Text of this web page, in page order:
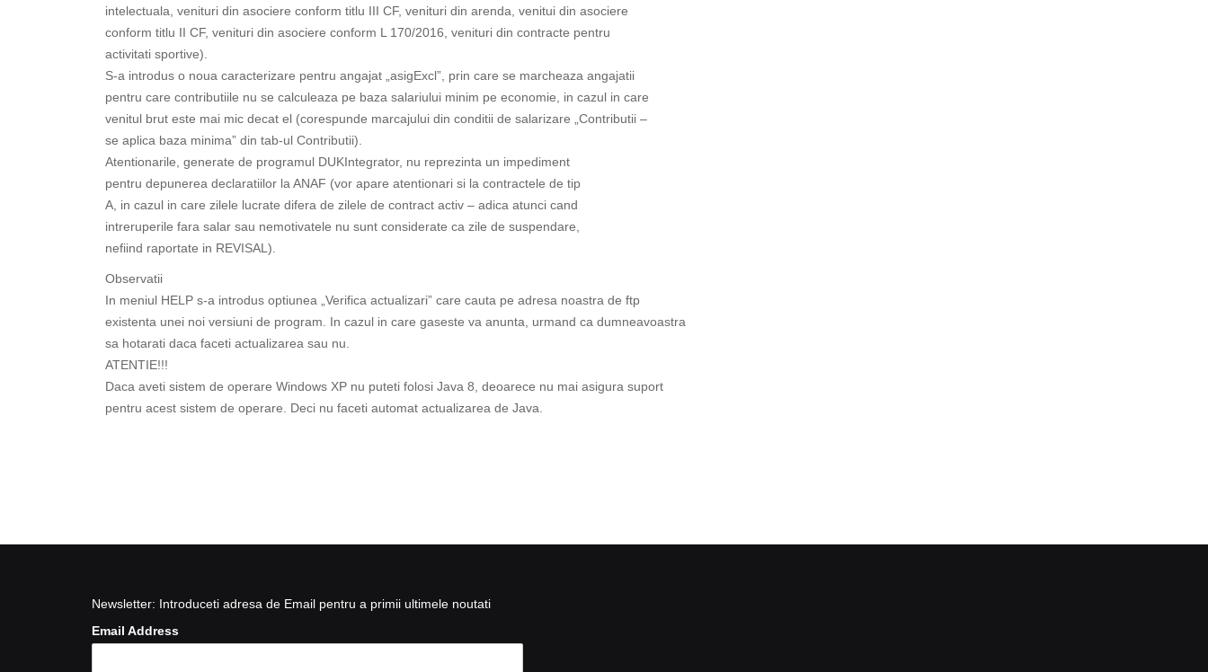
intelectuala, venituri din asociere conform titlu III CF, venituri din arenda, venitui din asociere
conform titlu II CF, venituri din asociere conform L 170/2016, venituri din contracte pentru
activitati sportive).
S-a introdus o noua caracterizare pentru angajat „asigExcl”, prin care se marcheaza angajatii
pentru care contributiile nu se calculeaza pe baza salariului minim pe economie, in cazul in care
venitul brut este mai mic decat el (corespunde marcajului din conditii de salarizare „Contributii –
se aplica baza minima” din tab-ul Contributii).
Atentionarile, generate de programul DUKIntegrator, nu reprezinta un impediment
pentru depunerea declaratiilor la ANAF (vor apare atentionari si la contractele de tip
A, in cazul in care zilele lucrate difera de zilele de contract activ – adica atunci cand
intreruperile fara salar sau nemotivatele nu sunt considerate ca zile de suspendare,
nefiind raportate in REVISAL).
Observatii
In meniul HELP s-a introdus optiunea „Verifica actualizari” care cauta pe adresa noastra de ftp
existenta unei noi versiuni de program. In cazul in care gaseste va anunta, urmand ca dumneavoastra
sa hotarati daca faceti actualizarea sau nu.
ATENTIE!!!
Daca aveti sistem de operare Windows XP nu puteti folosi Java 8, deoarece nu mai asigura suport
pentru acest sistem de operare. Deci nu faceti automat actualizarea de Java.
Newsletter: Introduceti adresa de Email pentru a primii ultimele noutati
Email Address